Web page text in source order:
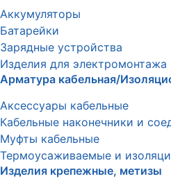
Аккумуляторы
Батарейки
Зарядные устройства
Изделия для электромонтажа
Арматура кабельная/
Аксессуары кабельные
Кабельные наконечники и
Муфты кабельные
Термоусаживаемые и
Изделия крепежные, метизы